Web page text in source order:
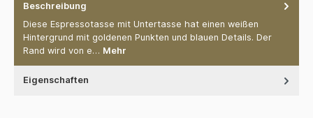
Beschreibung
Diese Espressotasse mit Untertasse hat einen weißen
Hintergrund mit goldenen Punkten und blauen Details. Der
Rand wird von e… Mehr
Eigenschaften